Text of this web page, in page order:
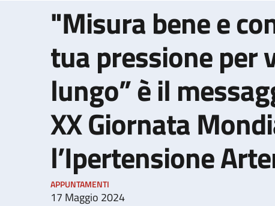
"Misura bene e
tua pressione per
lungo” è il
XX Giornata
l’Ipertensione
APPUNTAMENTI
17 Maggio 2024